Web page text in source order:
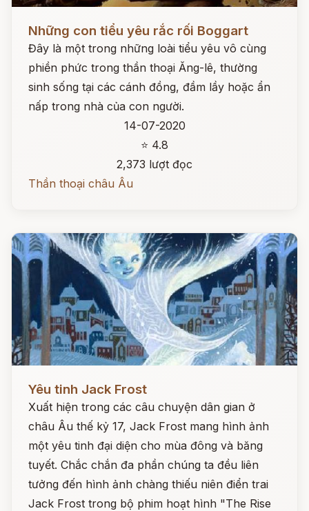
Những con tiểu yêu rắc rối Boggart
Đây là một trong những loài tiểu yêu vô cùng
phiền phức trong thần thoại Ăng-lê, thường
sinh sống tại các cánh đồng, đầm lầy hoặc ẩn
nấp trong nhà của con người.
14-07-2020
⭐ 4.8
2,373 lượt đọc
Thần thoại châu Âu
Yêu tinh Jack Frost
Xuất hiện trong các câu chuyện dân gian ở
châu Âu thế kỷ 17, Jack Frost mang hình ảnh
một yêu tinh đại diện cho mùa đông và băng
tuyết. Chắc chắn đa phần chúng ta đều liên
tưởng đến hình ảnh chàng thiếu niên điển trai
Jack Frost trong bộ phim hoạt hình "The Rise